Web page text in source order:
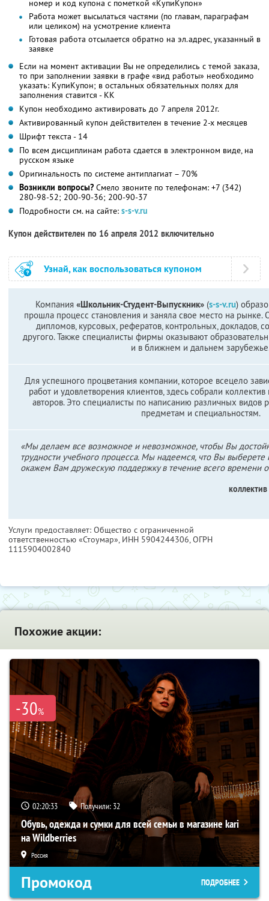
номер и код купона с пометкой «КупиКупон»
Работа может высылаться частями (по главам, параграфам
или целиком) на усмотрение клиента
Готовая работа отсылается обратно на эл.адрес, указанный в
заявке
Если на момент активации Вы не определились с темой заказа,
то при заполнении заявки в графе «вид работы» необходимо
указать: КупиКупон; в остальных обязательных полях для
заполнения ставится - КК
Купон необходимо активировать до 7 апреля 2012г.
Активированный купон действителен в течение 2-х месяцев
Шрифт текста - 14
По всем дисциплинам работа сдается в электронном виде, на
русском языке
Оригинальность по системе антиплагиат – 70%
Возникли вопросы? Смело звоните по телефонам: +7 (342)
280-98-52; 200-90-36; 200-90-37
Подробности см. на сайте: s-s-v.ru
Купон действителен по 16 апреля 2012 включительно
Узнай, как воспользоваться купоном
Компания «Школьник-Студент-Выпускник»(s-s-v.ru)
прошла процесс становления и заняла свое место на рынке.
дипломов, курсовых, рефератов, контрольных, докладов,
другого. Также специалисты фирмы оказывают
и в ближнем и дальнем
Для успешного процветания компании, которое всецело
работ и удовлетворения клиентов, здесь собрали
авторов. Это специалисты по написанию различных
предметам и специальностям.
«Мы делаем все возможное и невозможное, чтобы Вы
трудности учебного процесса. Мы надеемся, что Вы
окажем Вам дружескую поддержку в течение всего времени
Услуги предоставляет: Общество с ограниченной
ответственностью «Стоумар», ИНН 5904244306, ОГРН
1115904002840
Похожие акции:
-30%
02:20:32 Получили: 32
Обувь, одежда и сумки для всей семьи в магазине kari
на Wildberries
Россия
Промокод ПОДРОБНЕЕ